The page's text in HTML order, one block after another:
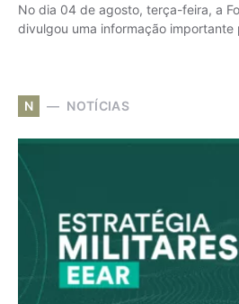
No dia 04 de agosto, terça-feira, a
divulgou uma informação
N NOTÍCIAS